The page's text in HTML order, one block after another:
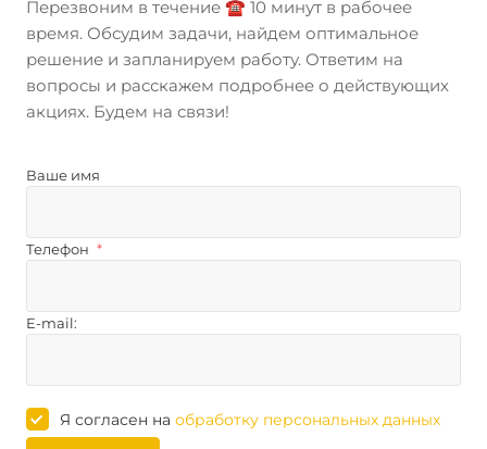
Перезвоним в течение ☎️ 10 минут в рабочее
время. Обсудим задачи, найдем оптимальное
решение и запланируем работу. Ответим на
вопросы и расскажем подробнее о действующих
акциях. Будем на связи!
Ваше имя
Телефон *
E-mail:
Я согласен на обработку персональных данных